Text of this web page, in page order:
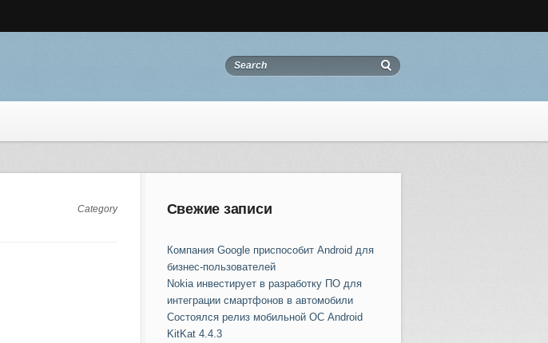
Category Свежие записи
Компания Google приспособит Android для
бизнес-пользователей
Nokia инвестирует в разработку ПО для
интеграции смартфонов в автомобили
Состоялся релиз мобильной ОС Android
KitKat 4.4.3